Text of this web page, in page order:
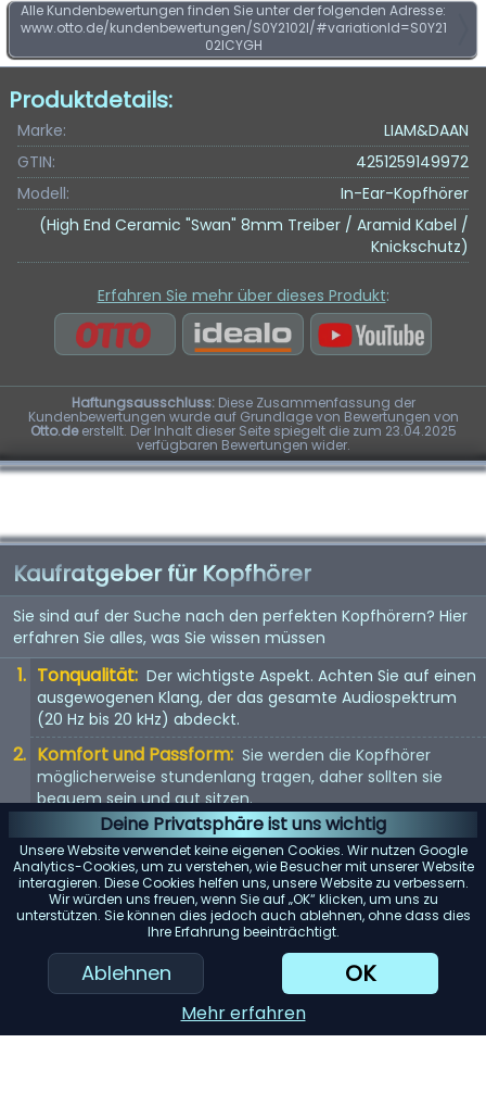
Deine Privatsphäre ist uns wichtig
Unsere Website verwendet keine eigenen Cookies. Wir nutzen Google
Analytics-Cookies, um zu verstehen, wie Besucher mit unserer Website
interagieren. Diese Cookies helfen uns, unsere Website zu verbessern.
Wir würden uns freuen, wenn Sie auf „OK“ klicken, um uns zu
unterstützen. Sie können dies jedoch auch ablehnen, ohne dass dies
Ihre Erfahrung beeinträchtigt.
Ablehnen OK
Mehr erfahren
Alle Kundenbewertungen finden Sie unter der folgenden Adresse:
www.otto.de/kundenbewertungen/S0Y2102I/#variationId=S0Y21
02ICYGH
Produktdetails:
Marke:
LIAM&DAAN
GTIN:
4251259149972
Modell:
In-Ear-Kopfhörer
(High End Ceramic "Swan" 8mm Treiber / Aramid Kabel /
Knickschutz)
Erfahren Sie mehr über dieses Produkt:
Haftungsausschluss:Diese Zusammenfassung der
Kundenbewertungen wurde auf Grundlage von Bewertungen von
Otto.deerstellt. Der Inhalt dieser Seite spiegelt die zum 23.04.2025
verfügbaren Bewertungen wider.
Kaufratgeber für Kopfhörer
Sie sind auf der Suche nach den perfekten Kopfhörern? Hier
erfahren Sie alles, was Sie wissen müssen
Tonqualität: Der wichtigste Aspekt. Achten Sie auf einen
ausgewogenen Klang, der das gesamte Audiospektrum
(20 Hz bis 20 kHz) abdeckt.
Komfort und Passform: Sie werden die Kopfhörer
möglicherweise stundenlang tragen, daher sollten sie
bequem sein und gut sitzen.
Kopfhörertyp: In-Ear, On-Ear oder Over-Ear? Jeder Typ
hat seine Vor- und Nachteile. Wählen Sie entsprechend
Ihren Vorlieben.
Mit Kabel oder kabellos: Kabellose Kopfhörer bieten
Bewegungsfreiheit, aber kabelgebundene Kopfhörer
bieten in der Regel eine bessere Tonqualität.
KI-Einkaufsassistent